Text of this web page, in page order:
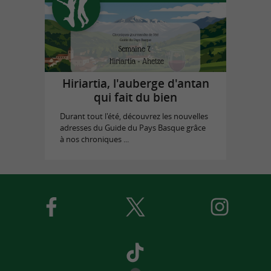
Hiriartia, l'auberge d'antan
qui fait du bien
Durant tout l'été, découvrez les nouvelles
adresses du Guide du Pays Basque grâce
à nos chroniques ...